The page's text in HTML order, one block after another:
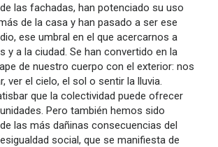
las fachadas, han potenciado su uso
de la casa y han pasado a ser ese
ese umbral en el que acercarnos a
y a la ciudad. Se han convertido en la
de nuestro cuerpo con el exterior: nos
ver el cielo, el sol o sentir la lluvia.
que la colectividad puede ofrecer
Pero también hemos sido
las más dañinas consecuencias del
social, que se manifiesta de